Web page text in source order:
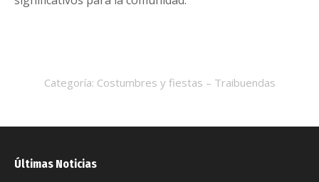
Categoría: Costumbres y fiestas – Traibuendas
Últimas Noticias